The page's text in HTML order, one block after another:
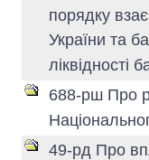
порядку
України та
ліквідності
688-рш Про
49-рд Про